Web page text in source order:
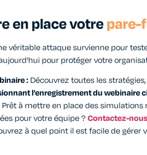
en place votrepare-
véritable attaque survienne pour
pour protéger votre
: Découvrez toutes les
l’enregistrement du webinaire
Prêt à mettre en place des simulations
pour votre équipe ?Contactez-
à quel point il est facile de gérer